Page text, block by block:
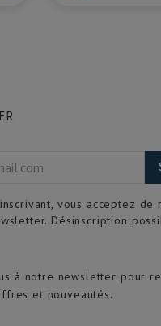
à notre newsletter pour
et nouveautés.
vous acceptez de
Désinscription